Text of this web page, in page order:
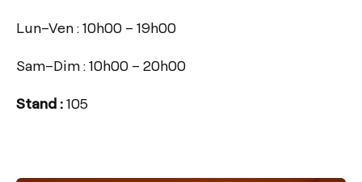
Lun–Ven : 10h00 – 19h00
Sam–Dim : 10h00 – 20h00
Stand :105